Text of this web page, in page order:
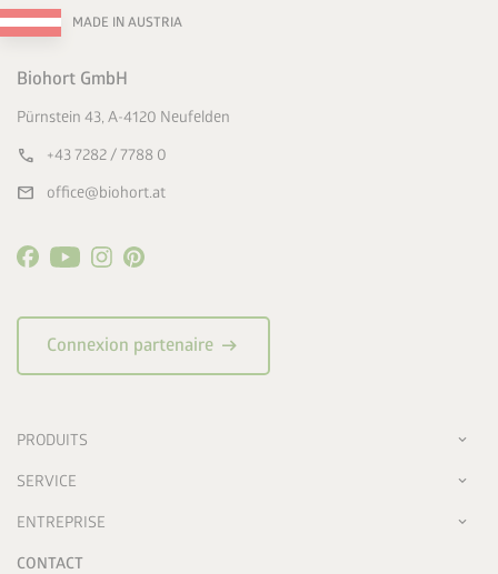
MADE IN AUSTRIA
Biohort GmbH
Pürnstein 43, A-4120 Neufelden
call +43 7282 / 7788 0
mail office@biohort.at
Connexion partenaire arrow_right_alt
PRODUITS
SERVICE
ENTREPRISE
CONTACT